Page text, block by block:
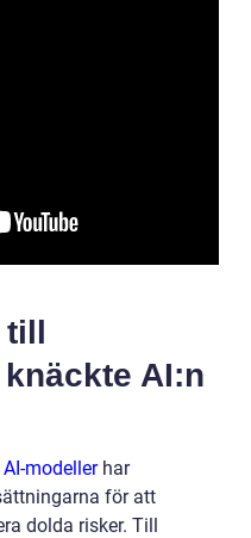
till
AI:n
modellerhar
för att
dolda risker. Till